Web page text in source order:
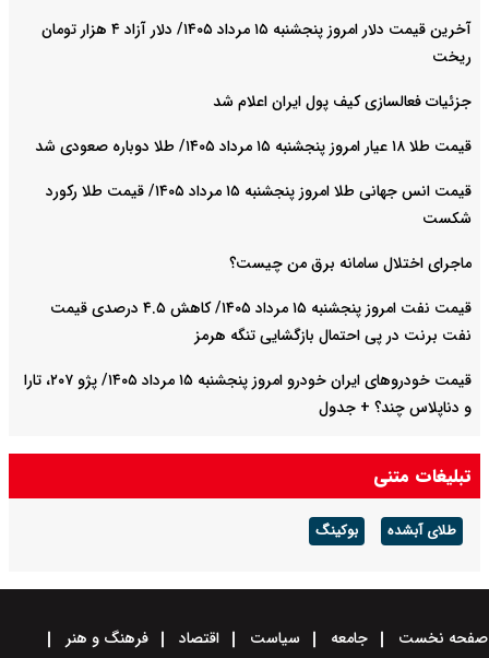
آخرین قیمت دلار امروز پنجشنبه ۱۵ مرداد ۱۴۰۵/ دلار آزاد ۴ هزار تومان
ریخت
جزئیات فعالسازی کیف پول ایران اعلام شد
قیمت طلا ۱۸ عیار امروز پنجشنبه ۱۵ مرداد ۱۴۰۵/ طلا دوباره صعودی شد
قیمت انس جهانی طلا امروز پنجشنبه ۱۵ مرداد ۱۴۰۵/ قیمت طلا رکورد
شکست
ماجرای اختلال سامانه برق من چیست؟
قیمت نفت امروز پنجشنبه ۱۵ مرداد ۱۴۰۵/ کاهش ۴.۵ درصدی قیمت
نفت برنت در پی احتمال بازگشایی تنگه هرمز
قیمت خودرو‌های ایران خودرو امروز پنجشنبه ۱۵ مرداد ۱۴۰۵/ پژو ۲۰۷، تارا
و دناپلاس چند؟ + جدول
قیمت خودرو‌های سایپا امروز پنجشنبه ۱۵ مرداد ۱۴۰۵/ شاهین، کوییک و
ساینا چند قیمت خورد؟+ جدول
تبلیغات متنی
طلای آبشده بوکینگ
صفحه نخست جامعه سیاست اقتصاد
فرهنگ و هنر